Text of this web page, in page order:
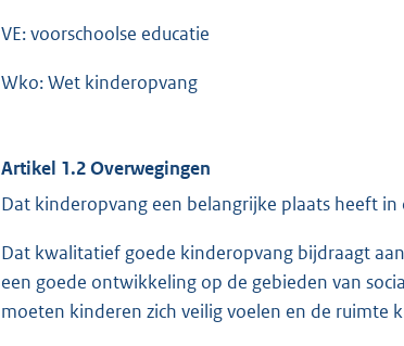
VE: voorschoolse educatie
Wko: Wet kinderopvang
Artikel 1.2 Overwegingen
Dat kinderopvang een belangrijke plaats heeft in
Dat kwalitatief goede kinderopvang bijdraagt
een goede ontwikkeling op de gebieden van
moeten kinderen zich veilig voelen en de ruimte